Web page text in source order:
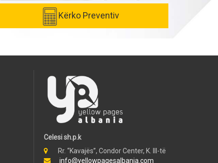
Kërko Preventiv
Celesi sh.p.k
Rr. “Kavajës”, Condor Center, K. III-të
info@yellowpagesalbania.com